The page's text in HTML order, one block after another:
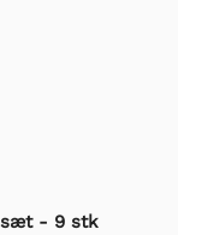
sæt - 9 stk